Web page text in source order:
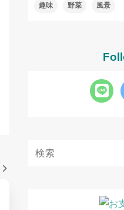
趣味 野菜 風景